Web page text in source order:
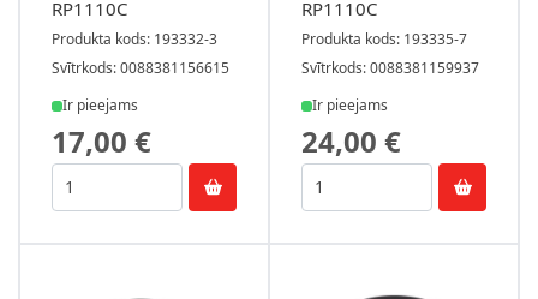
RP1110C
Produkta kods: 193332-3
Svītrkods: 0088381156615
Ir pieejams
17,00 €
RP1110C
Produkta kods: 193335-7
Svītrkods: 0088381159937
Ir pieejams
24,00 €